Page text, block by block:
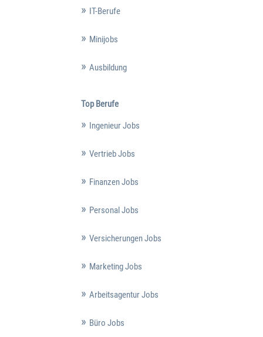
IT-Berufe
Minijobs
Ausbildung
Top Berufe
Ingenieur Jobs
Vertrieb Jobs
Finanzen Jobs
Personal Jobs
Versicherungen Jobs
Marketing Jobs
Arbeitsagentur Jobs
Büro Jobs